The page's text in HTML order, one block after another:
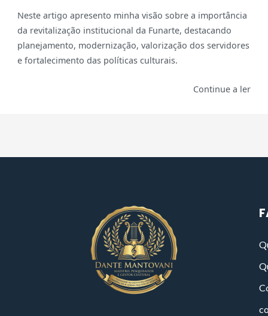
Neste artigo apresento minha visão sobre a importância
da revitalização institucional da Funarte, destacando
planejamento, modernização, valorização dos servidores
e fortalecimento das políticas culturais.
Continue a ler